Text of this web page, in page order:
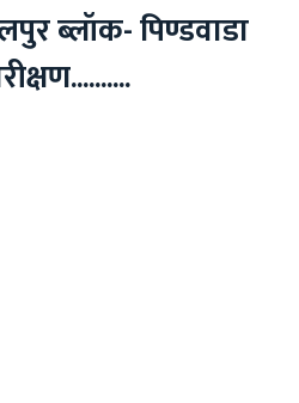
ब्लॉक- पिण्डवाडा